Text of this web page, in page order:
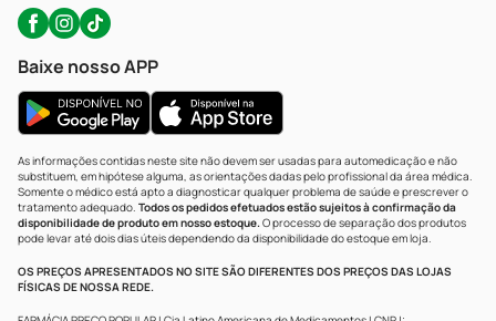
Baixe nosso APP
As informações contidas neste site não devem ser usadas para automedicação e não
substituem, em hipótese alguma, as orientações dadas pelo profissional da área médica.
Somente o médico está apto a diagnosticar qualquer problema de saúde e prescrever o
tratamento adequado. Todos os pedidos efetuados estão sujeitos à confirmação da
disponibilidade de produto em nosso estoque.O processo de separação dos produtos
pode levar até dois dias úteis dependendo da disponibilidade do estoque em loja.
OS PREÇOS APRESENTADOS NO SITE SÃO DIFERENTES DOS PREÇOS DAS LOJAS
FÍSICAS DE NOSSA REDE.